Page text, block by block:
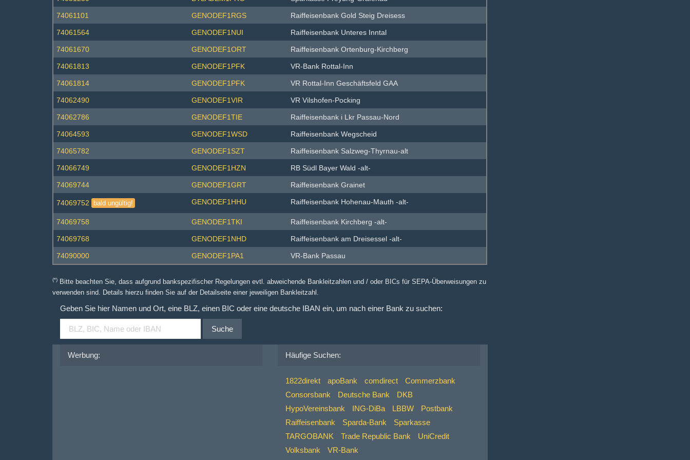
74061101 GENODEF1RGS Raiffeisenbank Gold Steig Dreisess
74061564 GENODEF1NUI Raiffeisenbank Unteres Inntal
74061670 GENODEF1ORT Raiffeisenbank Ortenburg-Kirchberg
74061813 GENODEF1PFK VR-Bank Rottal-Inn
74061814 GENODEF1PFK VR Rottal-Inn Geschäftsfeld GAA
74062490 GENODEF1VIR VR Vilshofen-Pocking
74062786 GENODEF1TIE Raiffeisenbank i Lkr Passau-Nord
74064593 GENODEF1WSD Raiffeisenbank Wegscheid
74065782 GENODEF1SZT Raiffeisenbank Salzweg-Thyrnau-alt
74066749 GENODEF1HZN RB Südl Bayer Wald -alt-
74069744 GENODEF1GRT Raiffeisenbank Grainet
74069752 bald ungültig! GENODEF1HHU Raiffeisenbank Hohenau-Mauth -alt-
74069758 GENODEF1TKI Raiffeisenbank Kirchberg -alt-
74069768 GENODEF1NHD Raiffeisenbank am Dreisessel -alt-
74090000 GENODEF1PA1 VR-Bank Passau
(*) Bitte beachten Sie, dass aufgrund bankspezifischer Regelungen evtl. abweichende Bankleitzahlen und / oder BICs für SEPA-Überweisungen zu
verwenden sind. Details hierzu finden Sie auf der Detailseite einer jeweiligen Bankleitzahl.
Geben Sie hier Namen und Ort, eine BLZ, einen BIC oder eine deutsche IBAN ein, um nach einer Bank zu suchen:
Suche
Werbung: Häufige Suchen:
1822direkt apoBank comdirect
Commerzbank
Consorsbank
Deutsche Bank
DKB
HypoVereinsbank
ING-DiBa LBBW
Postbank
Raiffeisenbank
Sparda-Bank
Sparkasse
TARGOBANK
Trade Republic Bank
UniCredit
Volksbank
VR-Bank